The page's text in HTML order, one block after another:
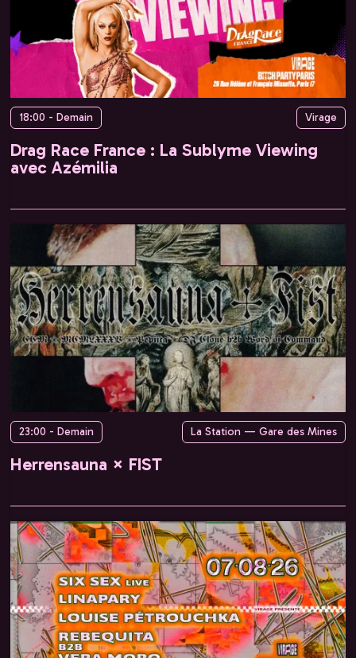
18:00 - Demain Virage
Drag Race France : La Sublyme Viewing
avec Azémilia
23:00 - Demain La Station — Gare des Mines
Herrensauna × FIST